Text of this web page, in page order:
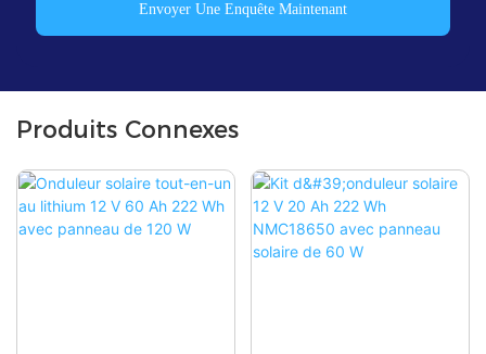
Envoyer Une Enquête Maintenant
Produits Connexes